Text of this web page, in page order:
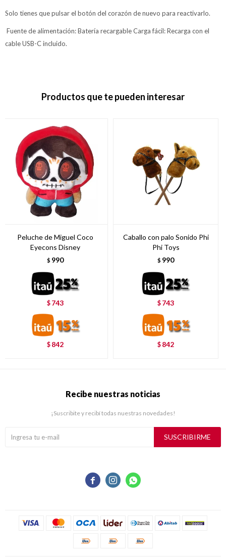
Solo tienes que pulsar el botón del corazón de nuevo para reactivarlo.
Fuente de alimentación: Batería recargable Carga fácil: Recarga con el
cable USB-C incluido.
Productos que te pueden interesar
Peluche de Miguel Coco
Eyecons Disney
$ 990
$ 743
$ 842
Caballo con palo Sonido Phi
Phi Toys
$ 990
$ 743
$ 842
  
Recibe nuestras noticias
¡Suscribite y recibí todas nuestras novedades!
SUSCRIBIRME